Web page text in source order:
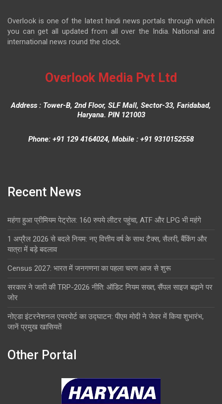
Overlook is one of the latest hindi news portals through which
you can get all updated from all over the India. National and
international news round the clock.
Overlook Media Pvt Ltd
Address : Tower-B, 2nd Floor, SLF Mall, Sector-33, Faridabad,
Haryana. PIN 121003
Phone: +91 129 4164024, Mobile : +91 9310152558
Recent News
महंगा हुआ प्रीमियम पेट्रोल: 160 रुपये लीटर पहुंचा, ATF और LPG भी महंगे
1 अप्रैल 2026 से बदले नियम: नए वित्तीय वर्ष के साथ टैक्स, सैलरी, बैंकिंग और
यात्रा में बड़े बदलाव
Census 2027: भारत में जनगणना का पहला चरण आज से शुरू
सरकार ने जारी की TRP-2026 नीति: ऑडिट नियम सख्त, सैंपल साइज बढ़ाने पर
जोर
नोएडा इंटरनेशनल एयरपोर्ट का उद्घाटन: पीएम मोदी ने जेवर में किया शुभारंभ,
जानें प्रमुख खासियतें
Other Portal